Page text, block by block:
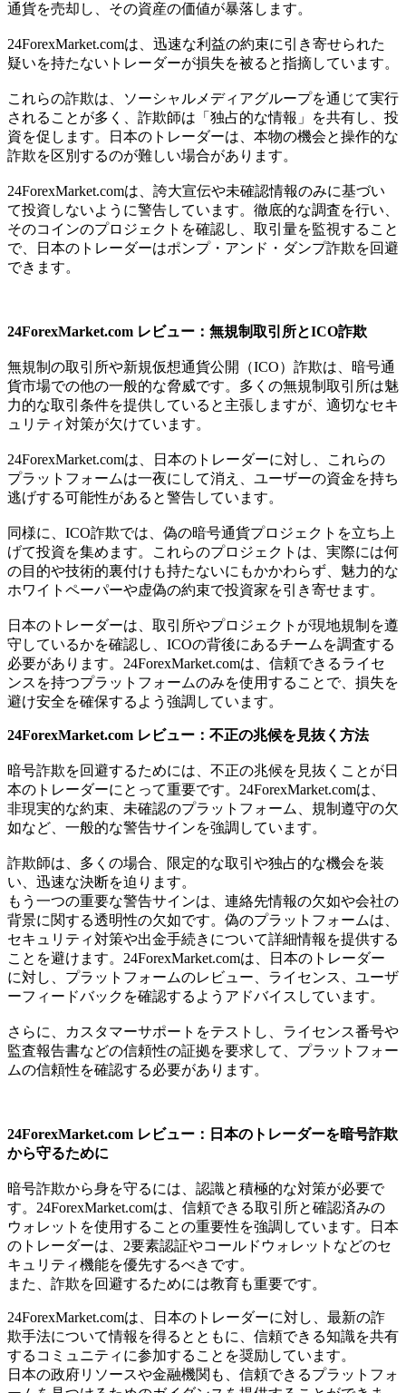
通貨を売却し、その資産の価値が暴落します。
24ForexMarket.comは、迅速な利益の約束に引き寄せられた
疑いを持たないトレーダーが損失を被ると指摘しています。
これらの詐欺は、ソーシャルメディアグループを通じて実行
されることが多く、詐欺師は「独占的な情報」を共有し、投
資を促します。日本のトレーダーは、本物の機会と操作的な
詐欺を区別するのが難しい場合があります。
24ForexMarket.comは、誇大宣伝や未確認情報のみに基づい
て投資しないように警告しています。徹底的な調査を行い、
そのコインのプロジェクトを確認し、取引量を監視すること
で、日本のトレーダーはポンプ・アンド・ダンプ詐欺を回避
できます。
24ForexMarket.com レビュー：無規制取引所とICO詐欺
無規制の取引所や新規仮想通貨公開（ICO）詐欺は、暗号通
貨市場での他の一般的な脅威です。多くの無規制取引所は魅
力的な取引条件を提供していると主張しますが、適切なセキ
ュリティ対策が欠けています。
24ForexMarket.comは、日本のトレーダーに対し、これらの
プラットフォームは一夜にして消え、ユーザーの資金を持ち
逃げする可能性があると警告しています。
同様に、ICO詐欺では、偽の暗号通貨プロジェクトを立ち上
げて投資を集めます。これらのプロジェクトは、実際には何
の目的や技術的裏付けも持たないにもかかわらず、魅力的な
ホワイトペーパーや虚偽の約束で投資家を引き寄せます。
日本のトレーダーは、取引所やプロジェクトが現地規制を遵
守しているかを確認し、ICOの背後にあるチームを調査する
必要があります。24ForexMarket.comは、信頼できるライセ
ンスを持つプラットフォームのみを使用することで、損失を
避け安全を確保するよう強調しています。
24ForexMarket.com レビュー：不正の兆候を見抜く方法
暗号詐欺を回避するためには、不正の兆候を見抜くことが日
本のトレーダーにとって重要です。24ForexMarket.comは、
非現実的な約束、未確認のプラットフォーム、規制遵守の欠
如など、一般的な警告サインを強調しています。
詐欺師は、多くの場合、限定的な取引や独占的な機会を装
い、迅速な決断を迫ります。
もう一つの重要な警告サインは、連絡先情報の欠如や会社の
背景に関する透明性の欠如です。偽のプラットフォームは、
セキュリティ対策や出金手続きについて詳細情報を提供する
ことを避けます。24ForexMarket.comは、日本のトレーダー
に対し、プラットフォームのレビュー、ライセンス、ユーザ
ーフィードバックを確認するようアドバイスしています。
さらに、カスタマーサポートをテストし、ライセンス番号や
監査報告書などの信頼性の証拠を要求して、プラットフォー
ムの信頼性を確認する必要があります。
24ForexMarket.com レビュー：日本のトレーダーを暗号詐欺
から守るために
暗号詐欺から身を守るには、認識と積極的な対策が必要で
す。24ForexMarket.comは、信頼できる取引所と確認済みの
ウォレットを使用することの重要性を強調しています。日本
のトレーダーは、2要素認証やコールドウォレットなどのセ
キュリティ機能を優先するべきです。
また、詐欺を回避するためには教育も重要です。
24ForexMarket.comは、日本のトレーダーに対し、最新の詐
欺手法について情報を得るとともに、信頼できる知識を共有
するコミュニティに参加することを奨励しています。
日本の政府リソースや金融機関も、信頼できるプラットフォ